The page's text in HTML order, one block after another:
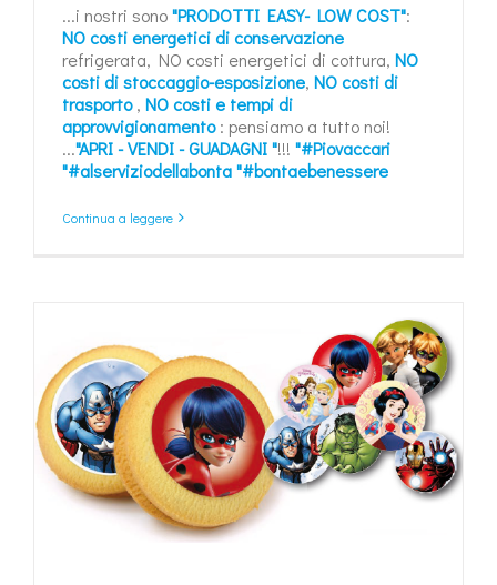
...i nostri sono"PRODOTTI EASY- LOW COST":
NO costi energetici di conservazione
refrigerata, NO costi energetici di cottura, NO
costi di stoccaggio-esposizione, NO costi di
trasporto, NO costi e tempi di
approvvigionamento: pensiamo a tutto noi!
..."APRI - VENDI - GUADAGNI "!!! "#Piovaccari
"#alserviziodellabonta"#bontaebenessere
Continua a leggere